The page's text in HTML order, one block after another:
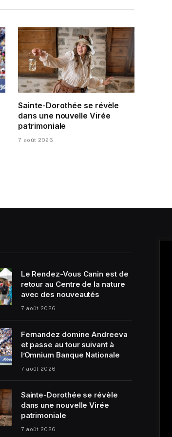
Sainte-Dorothée se révèle
dans une nouvelle Virée
patrimoniale
7 août 2026
Le Rendez-Vous Canin est de
retour au Centre de la nature
avec des nouveautés
7 août 2026
Fernandez domine Andreeva
et passe au tour suivant à
l’Omnium Banque Nationale
7 août 2026
Sainte-Dorothée se révèle
dans une nouvelle Virée
patrimoniale
7 août 2026